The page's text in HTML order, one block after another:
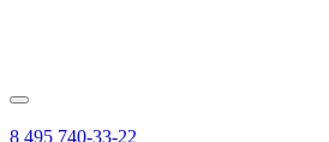
8 495 740-33-22